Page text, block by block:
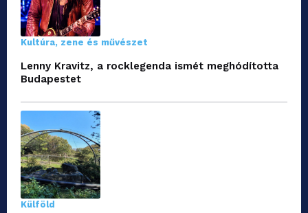
Kultúra, zene és művészet
Lenny Kravitz, a rocklegenda ismét meghódította
Budapestet
Külföld